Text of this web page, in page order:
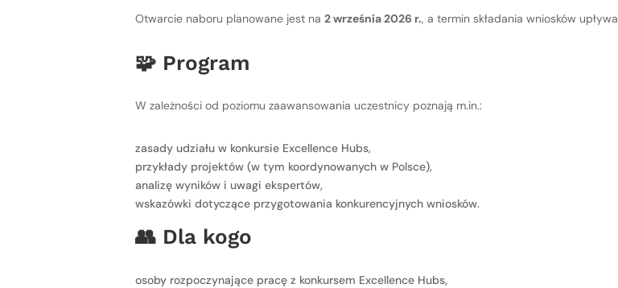
Otwarcie naboru planowane jest na 2 września 2026 r., a termin składania wniosków upływa
🧩 Program
W zależności od poziomu zaawansowania uczestnicy poznają m.in.:
zasady udziału w konkursie Excellence Hubs,
przykłady projektów (w tym koordynowanych w Polsce),
analizę wyników i uwagi ekspertów,
wskazówki dotyczące przygotowania konkurencyjnych wniosków.
👥 Dla kogo
osoby rozpoczynające pracę z konkursem Excellence Hubs,